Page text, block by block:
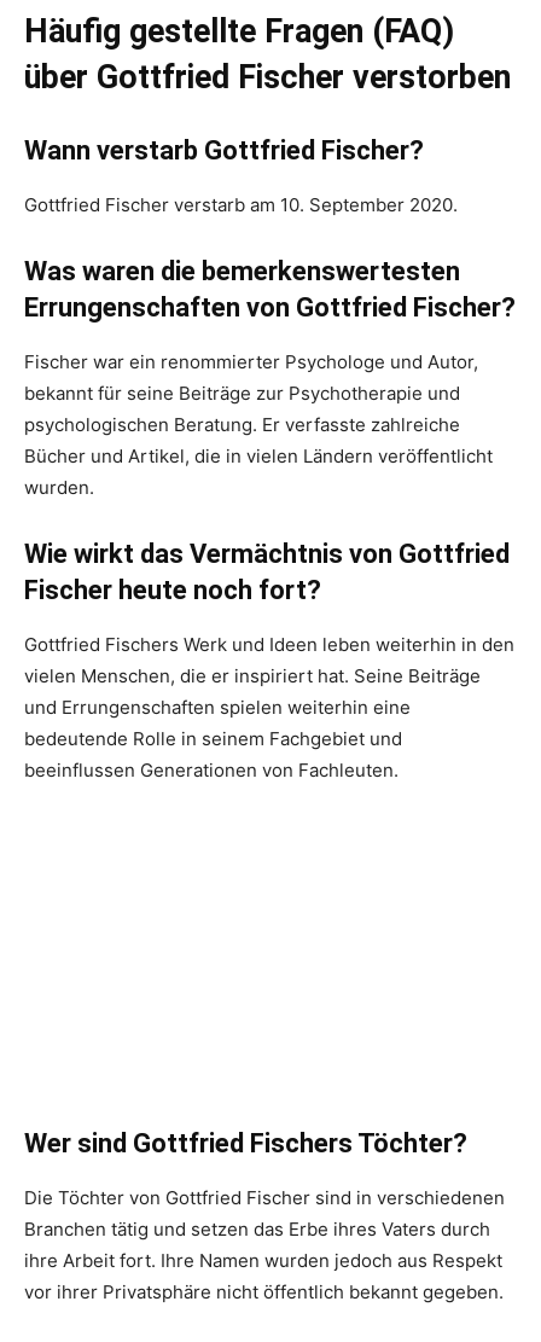
Häufig gestellte Fragen (FAQ)
über Gottfried Fischer verstorben
Wann verstarb Gottfried Fischer?
Gottfried Fischer verstarb am 10. September 2020.
Was waren die bemerkenswertesten
Errungenschaften von Gottfried Fischer?
Fischer war ein renommierter Psychologe und Autor,
bekannt für seine Beiträge zur Psychotherapie und
psychologischen Beratung. Er verfasste zahlreiche
Bücher und Artikel, die in vielen Ländern veröffentlicht
wurden.
Wie wirkt das Vermächtnis von Gottfried
Fischer heute noch fort?
Gottfried Fischers Werk und Ideen leben weiterhin in den
vielen Menschen, die er inspiriert hat. Seine Beiträge
und Errungenschaften spielen weiterhin eine
bedeutende Rolle in seinem Fachgebiet und
beeinflussen Generationen von Fachleuten.
Wer sind Gottfried Fischers Töchter?
Die Töchter von Gottfried Fischer sind in verschiedenen
Branchen tätig und setzen das Erbe ihres Vaters durch
ihre Arbeit fort. Ihre Namen wurden jedoch aus Respekt
vor ihrer Privatsphäre nicht öffentlich bekannt gegeben.